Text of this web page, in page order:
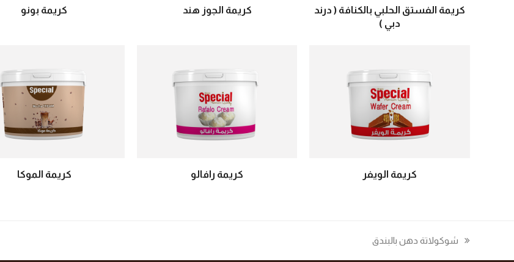
كريمة الفستق الحلبي بالكنافة ( درند
دبي )
كريمة الجوز هند كريمة بونو
كريمة الويفر كريمة رافالو كريمة الموكا
previous
شوكولاتة دهن بالبندق